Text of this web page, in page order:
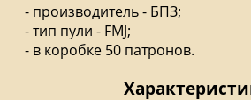
- производитель - БПЗ;
- тип пули - FMJ;
- в коробке 50 патронов.